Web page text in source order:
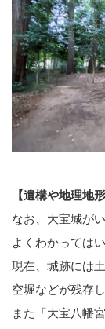
【遺構や地理地
なお、大宝城が
よくわかってはい
現在、城跡には
空堀などが残存し
また「大宝八幡